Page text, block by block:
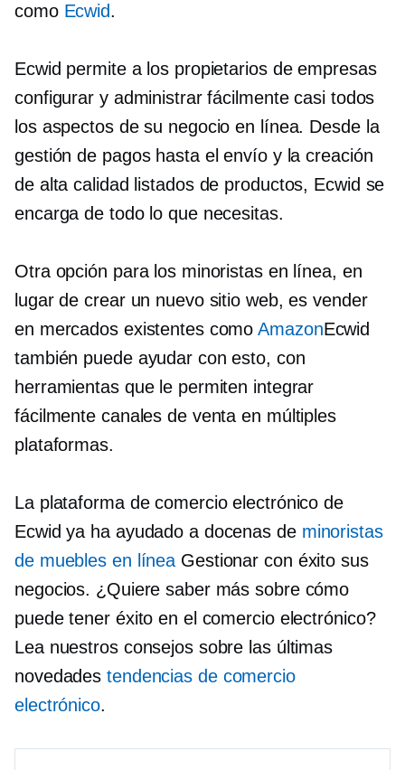
como Ecwid.
Ecwid permite a los propietarios de empresas
configurar y administrar fácilmente casi todos
los aspectos de su negocio en línea. Desde la
gestión de pagos hasta el envío y la creación
de alta calidad listados de productos, Ecwid se
encarga de todo lo que necesitas.
Otra opción para los minoristas en línea, en
lugar de crear un nuevo sitio web, es vender
en mercados existentes comoAmazonEcwid
también puede ayudar con esto, con
herramientas que le permiten integrar
fácilmente canales de venta en múltiples
plataformas.
La plataforma de comercio electrónico de
Ecwid ya ha ayudado a docenas de minoristas
de muebles en línea Gestionar con éxito sus
negocios. ¿Quiere saber más sobre cómo
puede tener éxito en el comercio electrónico?
Lea nuestros consejos sobre las últimas
novedadestendencias de comercio
electrónico.